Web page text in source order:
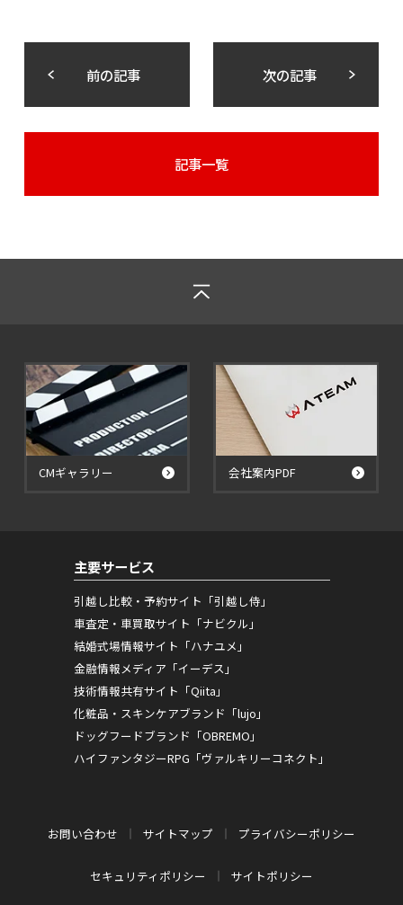
前の記事 次の記事
記事一覧
CMギャラリー 会社案内PDF
主要サービス
引越し比較・予約サイト「引越し侍」
車査定・車買取サイト「ナビクル」
結婚式場情報サイト「ハナユメ」
金融情報メディア「イーデス」
技術情報共有サイト「Qiita」
化粧品・スキンケアブランド「lujo」
ドッグフードブランド「OBREMO」
ハイファンタジーRPG「ヴァルキリーコネクト」
お問い合わせ サイトマップ プライバシーポリシー
セキュリティポリシー サイトポリシー